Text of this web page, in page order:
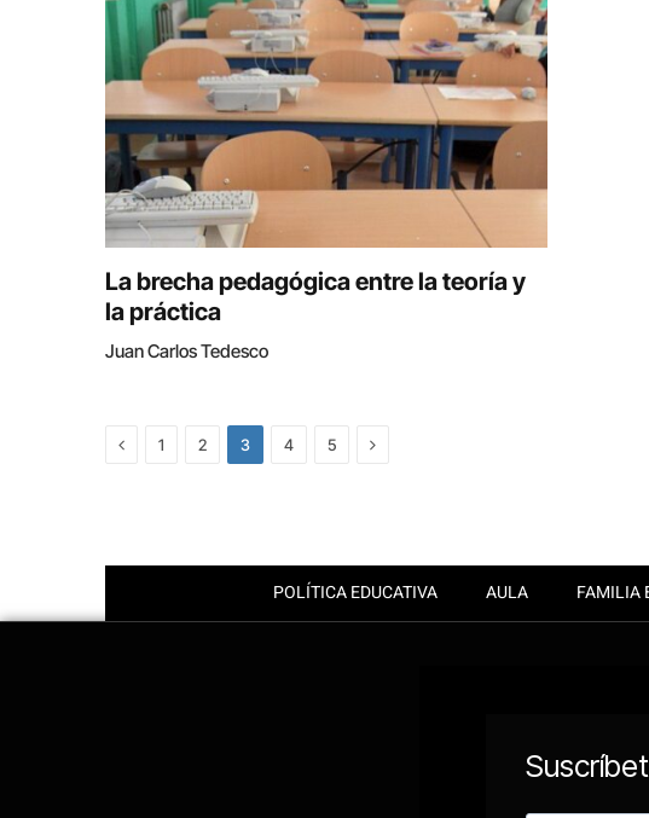
La brecha pedagógica entre la teoría y
la práctica
Juan Carlos Tedesco
Previous
1 2 3 4 5 Next
POLÍTICA EDUCATIVA AULA FAMILIA